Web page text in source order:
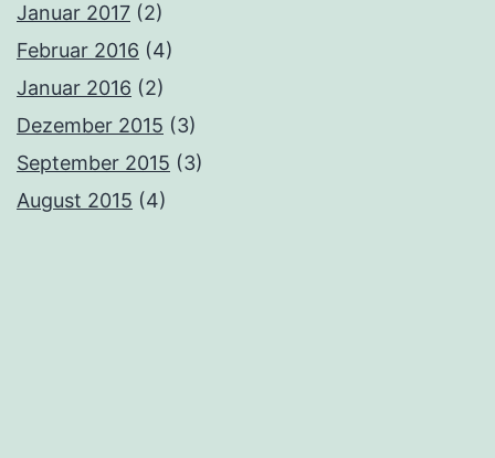
Januar 2017 (2)
Februar 2016 (4)
Januar 2016 (2)
Dezember 2015 (3)
September 2015 (3)
August 2015 (4)